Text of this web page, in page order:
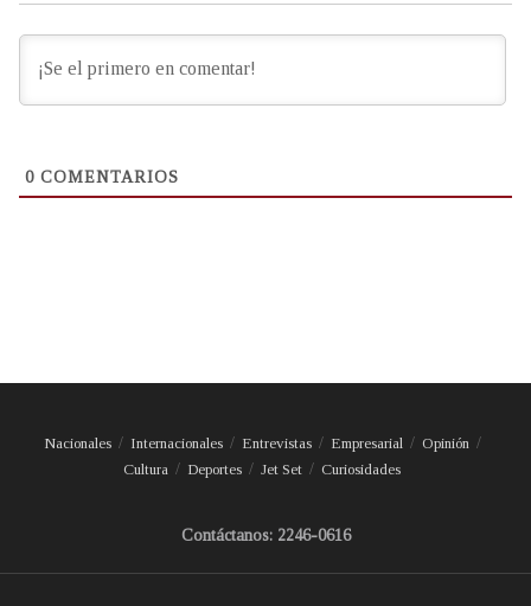
0 COMENTARIOS
Nacionales Internacionales Entrevistas Empresarial
Opinión
Cultura
Deportes Jet Set Curiosidades
Contáctanos: 2246-0616